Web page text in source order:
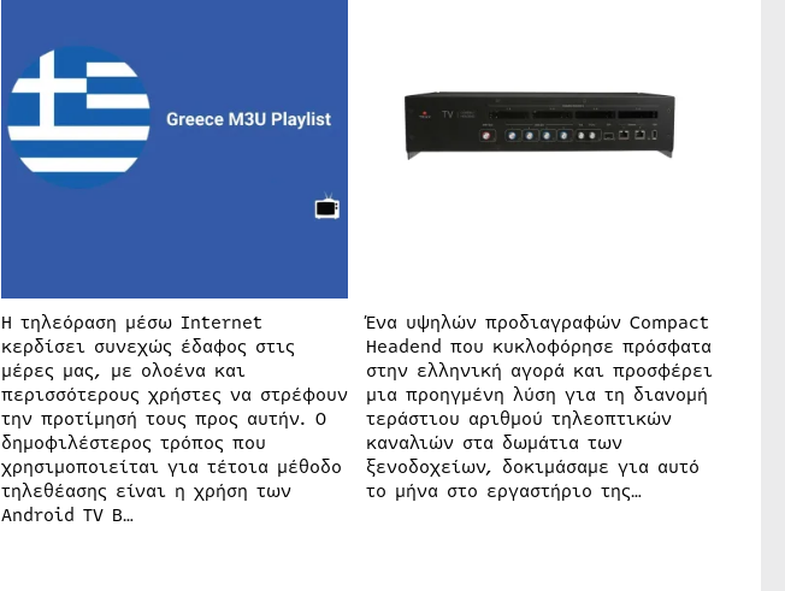
Η τηλεόραση μέσω Internet
κερδίσει συνεχώς έδαφος στις
μέρες μας, με ολοένα και
περισσότερους χρήστες να στρέφουν
την προτίμησή τους προς αυτήν. Ο
δημοφιλέστερος τρόπος που
χρησιμοποιείται για τέτοια μέθοδο
τηλεθέασης είναι η χρήση των
Android TV B…
Ένα υψηλών προδιαγραφών Compact
Headend που κυκλοφόρησε πρόσφατα
στην ελληνική αγορά και προσφέρει
μια προηγμένη λύση για τη διανομή
τεράστιου αριθμού τηλεοπτικών
καναλιών στα δωμάτια των
ξενοδοχείων, δοκιμάσαμε για αυτό
το μήνα στο εργαστήριο της…